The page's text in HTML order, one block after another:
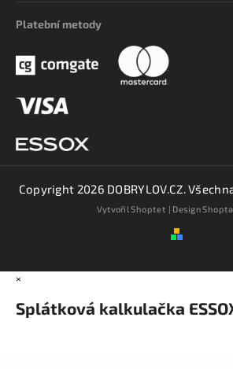
Platební metody
Copyright 2026 DOBRYLOV.CZ.
VytvořilShoptet | Design
×
Splátková kalkulačka